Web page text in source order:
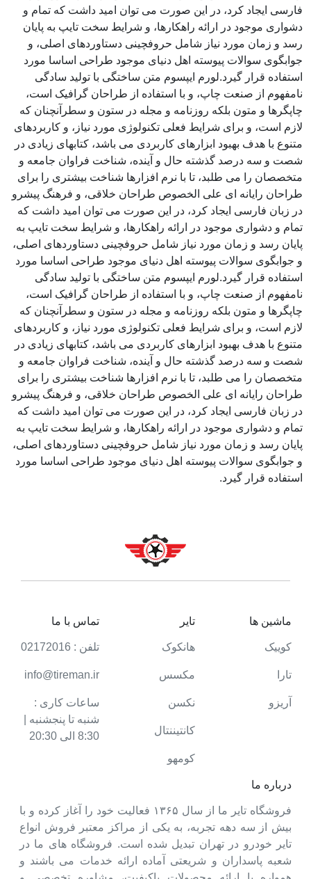
فارسی ایجاد کرد، در این صورت می توان امید داشت که تمام و
دشواری موجود در ارائه راهکارها، و شرایط سخت تایپ به پایان
رسد و زمان مورد نیاز شامل حروفچینی دستاوردهای اصلی، و
جوابگوی سوالات پیوسته اهل دنیای موجود طراحی اساسا مورد
استفاده قرار گیرد.لورم ایپسوم متن ساختگی با تولید سادگی
نامفهوم از صنعت چاپ، و با استفاده از طراحان گرافیک است،
چاپگرها و متون بلکه روزنامه و مجله در ستون و سطرآنچنان که
لازم است، و برای شرایط فعلی تکنولوژی مورد نیاز، و کاربردهای
متنوع با هدف بهبود ابزارهای کاربردی می باشد، کتابهای زیادی در
شصت و سه درصد گذشته حال و آینده، شناخت فراوان جامعه و
متخصصان را می طلبد، تا با نرم افزارها شناخت بیشتری را برای
طراحان رایانه ای علی الخصوص طراحان خلاقی، و فرهنگ پیشرو
در زبان فارسی ایجاد کرد، در این صورت می توان امید داشت که
تمام و دشواری موجود در ارائه راهکارها، و شرایط سخت تایپ به
پایان رسد و زمان مورد نیاز شامل حروفچینی دستاوردهای اصلی،
و جوابگوی سوالات پیوسته اهل دنیای موجود طراحی اساسا مورد
استفاده قرار گیرد.لورم ایپسوم متن ساختگی با تولید سادگی
نامفهوم از صنعت چاپ، و با استفاده از طراحان گرافیک است،
چاپگرها و متون بلکه روزنامه و مجله در ستون و سطرآنچنان که
لازم است، و برای شرایط فعلی تکنولوژی مورد نیاز، و کاربردهای
متنوع با هدف بهبود ابزارهای کاربردی می باشد، کتابهای زیادی در
شصت و سه درصد گذشته حال و آینده، شناخت فراوان جامعه و
متخصصان را می طلبد، تا با نرم افزارها شناخت بیشتری را برای
طراحان رایانه ای علی الخصوص طراحان خلاقی، و فرهنگ پیشرو
در زبان فارسی ایجاد کرد، در این صورت می توان امید داشت که
تمام و دشواری موجود در ارائه راهکارها، و شرایط سخت تایپ به
پایان رسد و زمان مورد نیاز شامل حروفچینی دستاوردهای اصلی،
و جوابگوی سوالات پیوسته اهل دنیای موجود طراحی اساسا مورد
استفاده قرار گیرد.
درباره ما
فروشگاه تایر ما از سال ۱۳۶۵ فعالیت خود را آغاز کرده و با
بیش از سه دهه تجربه، به یکی از مراکز معتبر فروش انواع
تایر خودرو در تهران تبدیل شده است. فروشگاه های ما در
شعبه پاسداران و شریعتی آماده ارائه خدمات می باشند و
ماشین ها
کوییک
تارا
آریزو
تایر
هانکوک
مکسس
نکسن
کانتیننتال
کومهو
تماس با ما
تلفن : 02172016
info@tireman.ir
ساعات کاری :
شنبه تا پنجشنبه |
8:30 الی 20:30